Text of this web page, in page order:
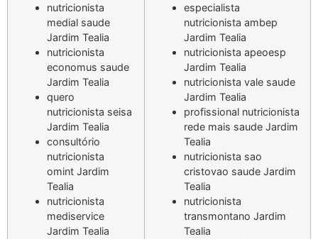
nutricionista
medial saude
Jardim Tealia
nutricionista
economus saude
Jardim Tealia
quero
nutricionista seisa
Jardim Tealia
consultório
nutricionista
omint Jardim
Tealia
nutricionista
mediservice
Jardim Tealia
especialista
nutricionista ambep
Jardim Tealia
nutricionista apeoesp
Jardim Tealia
nutricionista vale saude
Jardim Tealia
profissional nutricionista
rede mais saude Jardim
Tealia
nutricionista sao
cristovao saude Jardim
Tealia
nutricionista
transmontano Jardim
Tealia